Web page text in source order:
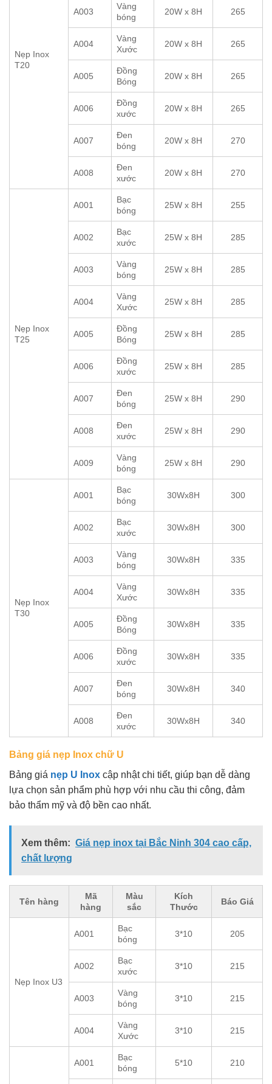
Nẹp Inox
T20
A003
Vàng
bóng
20W x 8H 265
A004
Vàng
Xước
20W x 8H 265
A005
Đồng
Bóng
20W x 8H 265
A006
Đồng
xước
20W x 8H 265
A007
Đen
bóng
20W x 8H 270
A008
Đen
xước
20W x 8H 270
Nẹp Inox
T25
A001
Bạc
bóng
25W x 8H 255
A002
Bạc
xước
25W x 8H 285
A003
Vàng
bóng
25W x 8H 285
A004
Vàng
Xước
25W x 8H 285
A005
Đồng
Bóng
25W x 8H 285
A006
Đồng
xước
25W x 8H 285
A007
Đen
bóng
25W x 8H 290
A008
Đen
xước
25W x 8H 290
A009
Vàng
bóng
25W x 8H 290
Nẹp Inox
T30
A001
Bạc
bóng
30Wx8H 300
A002
Bạc
xước
30Wx8H 300
A003
Vàng
bóng
30Wx8H 335
A004
Vàng
Xước
30Wx8H 335
A005
Đồng
Bóng
30Wx8H 335
A006
Đồng
xước
30Wx8H 335
A007
Đen
bóng
30Wx8H 340
A008
Đen
xước
30Wx8H 340
Bảng giá nẹp Inox chữ U
Bảng giá nẹp U Inox cập nhật chi tiết, giúp bạn dễ dàng
lựa chọn sản phẩm phù hợp với nhu cầu thi công, đảm
bảo thẩm mỹ và độ bền cao nhất.
Xem thêm: Giá nẹp inox tại Bắc Ninh 304 cao cấp,
chất lượng
Tên hàng
Mã
hàng
Màu
sắc
Kích
Thước
Báo Giá
Nẹp Inox U3
A001
Bạc
bóng
3*10 205
A002
Bạc
xước
3*10 215
A003
Vàng
bóng
3*10 215
A004
Vàng
Xước
3*10 215
A001
Bạc
bóng
5*10 210